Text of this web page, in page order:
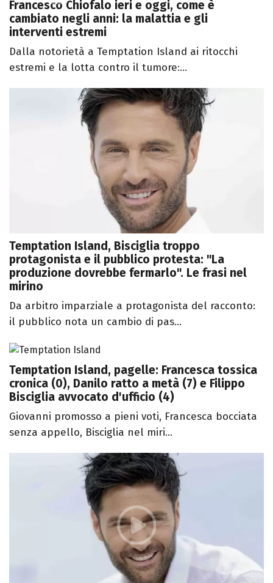
Francesco Chiofalo ieri e oggi, come è
cambiato negli anni: la malattia e gli
interventi estremi
Dalla notorietà a Temptation Island ai ritocchi
estremi e la lotta contro il tumore:...
Temptation Island, Bisciglia troppo
protagonista e il pubblico protesta: "La
produzione dovrebbe fermarlo". Le frasi nel
mirino
Da arbitro imparziale a protagonista del racconto:
il pubblico nota un cambio di pas...
Temptation Island, pagelle: Francesca tossica
cronica (0), Danilo ratto a metà (7) e Filippo
Bisciglia avvocato d'ufficio (4)
Giovanni promosso a pieni voti, Francesca bocciata
senza appello, Bisciglia nel miri...